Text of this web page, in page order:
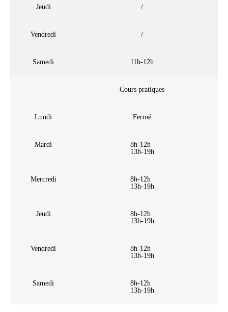
Jeudi /
Vendredi /
Samedi 11h-12h
Cours pratiques
Lundi Fermé
Mardi
8h-12h
13h-19h
Mercredi
8h-12h
13h-19h
Jeudi
8h-12h
13h-19h
Vendredi
8h-12h
13h-19h
Samedi
8h-12h
13h-19h